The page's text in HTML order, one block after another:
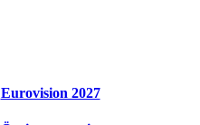
Eurovision 2027